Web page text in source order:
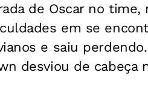
de Oscar no time,
em se
e saiu
desviou de cabeça